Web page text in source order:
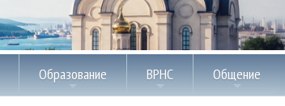
Образование ВРНС Общение